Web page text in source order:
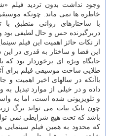
وجود نداشت بدون تردید فیلم
خاطره ها نمی ماند. چونکه
با ساختارهای روانی منطبق
دربرگیرنده حس و حال لطیفی بود
از نکات حائز اهمیت این فیلم
این فضا و ساختار به قدری در این
جایگاه ویژه ای برخوردار بود که
طلایی ساخت موسیقی فیلم برای
باآنکه در سالهای اخیر اهمیت
داده و در خیلی از موارد تبدیل به
و تلویزیونی شده است، اما به
چون بابک بیات می تواند برگ
باشد که تحت هیچ شرایطی نمی
که محدود به همین فیلم سینمایی